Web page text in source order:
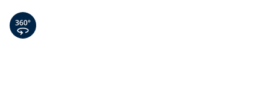
360° Ansicht